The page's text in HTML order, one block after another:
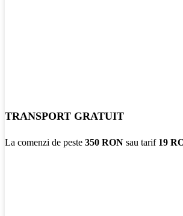
TRANSPORT GRATUIT
La comenzi de peste 350 RON sau tarif 19